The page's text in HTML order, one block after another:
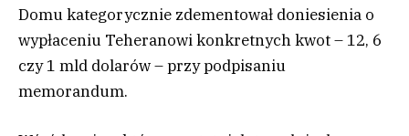
Domu kategorycznie zdementował doniesienia o
wypłaceniu Teheranowi konkretnych kwot – 12, 6
czy 1 mld dolarów – przy podpisaniu
memorandum.